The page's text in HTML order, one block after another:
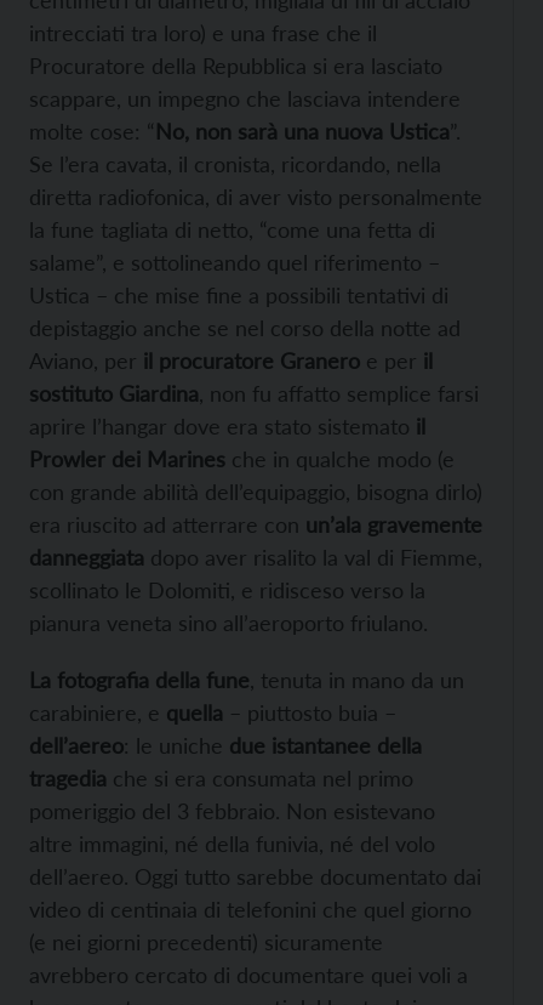
intrecciati tra loro) e una frase che il
Procuratore della Repubblica si era lasciato
scappare, un impegno che lasciava intendere
molte cose: “No, non sarà una nuova Ustica”.
Se l’era cavata, il cronista, ricordando, nella
diretta radiofonica, di aver visto personalmente
la fune tagliata di netto, “come una fetta di
salame”, e sottolineando quel riferimento –
Ustica – che mise fine a possibili tentativi di
depistaggio anche se nel corso della notte ad
Aviano, per il procuratore Granero e per il
sostituto Giardina , non fu affatto semplice farsi
aprire l’hangar dove era stato sistemato il
Prowler dei Marines che in qualche modo (e
con grande abilità dell’equipaggio, bisogna dirlo)
era riuscito ad atterrare con un’ala gravemente
danneggiata dopo aver risalito la val di Fiemme,
scollinato le Dolomiti, e ridisceso verso la
pianura veneta sino all’aeroporto friulano.
La fotografia della fune , tenuta in mano da un
carabiniere, e quella – piuttosto buia –
dell’aereo: le uniche due istantanee della
tragedia che si era consumata nel primo
pomeriggio del 3 febbraio. Non esistevano
altre immagini, né della funivia, né del volo
dell’aereo. Oggi tutto sarebbe documentato dai
video di centinaia di telefonini che quel giorno
(e nei giorni precedenti) sicuramente
avrebbero cercato di documentare quei voli a